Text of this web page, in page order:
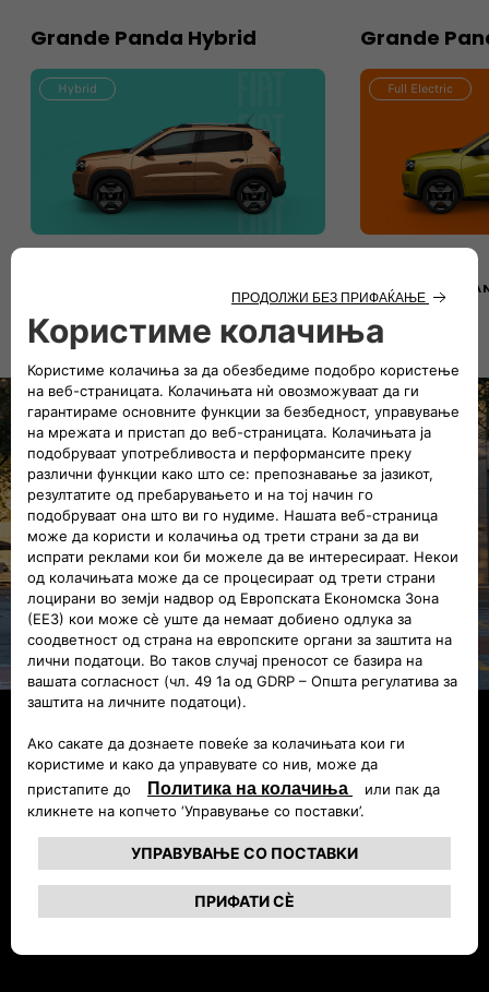
Grande Panda Hybrid
Hybrid
Grande
Full Electric
ДОЗНАЈ ЗА
Fiat Professional
Најдобриот сојузник за твојот бизнис
DUCATO, SCUDO, DOBLÒ.
ОТКРИЈ ЈА КОМПЛЕТНА ГАМА НА КОМЕРЦИЈАЛНИ